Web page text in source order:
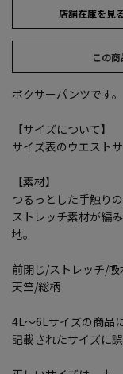
店舗在庫を見
この
ボクサーパンツです。
【サイズについて】
サイズ表のウエスト
【素材】
つるっとした手触り
ストレッチ素材が編
地。
前閉じ/ストレッチ/
天竺/総柄
4L～6Lサイズの商品
記載されたサイズに